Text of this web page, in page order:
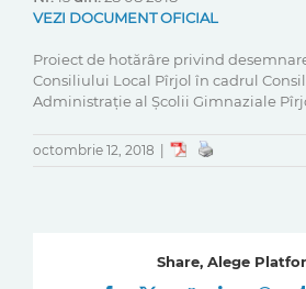
VEZI DOCUMENT OFICIAL
Proiect de hotărâre privind
Consiliului Local Pîrjol în cadrul
Administrație al Școlii Gimnaziale
octombrie 12, 2018
Share, Alege